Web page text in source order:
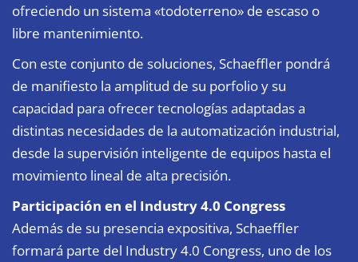
ofreciendo un sistema «todoterreno» de escaso o
libre mantenimiento.
Con este conjunto de soluciones, Schaeffler pondrá
de manifiesto la amplitud de su porfolio y su
capacidad para ofrecer tecnologías adaptadas a
distintas necesidades de la automatización industrial,
desde la supervisión inteligente de equipos hasta el
movimiento lineal de alta precisión.
Participación en el Industry 4.0 Congress
Además de su presencia expositiva, Schaeffler
formará parte del Industry 4.0 Congress, uno de los